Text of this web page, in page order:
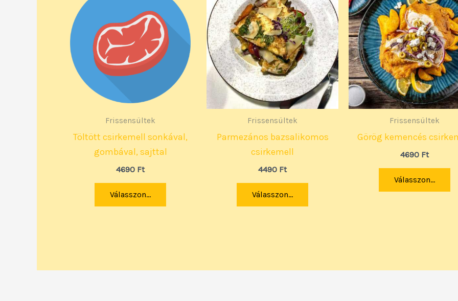
Frissensültek
Töltött csirkemell sonkával,
gombával, sajttal
4690 Ft
Válasszon...
Frissensültek
Parmezános bazsalikomos
csirkemell
4490 Ft
Válasszon...
Frissensültek
Görög kemencés
4690 Ft
Válasszon...